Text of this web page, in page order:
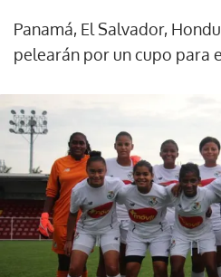
Panamá, El Salvador,
pelearán por un cupo para